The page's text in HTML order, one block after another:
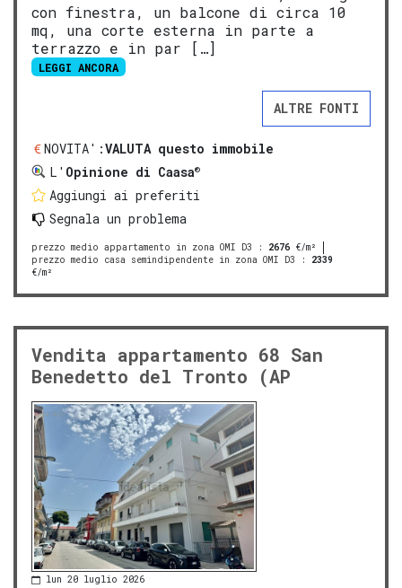
con finestra, un balcone di circa 10
mq, una corte esterna in parte a
terrazzo e in par […]
LEGGI ANCORA
ALTRE FONTI
NOVITA':VALUTA questo immobile
L' Opinione di Caasa®
Aggiungi ai preferiti
Segnala un problema
prezzo medio appartamento in zona OMI D3 : 2676 €/m²
prezzo medio casa semindipendente in zona OMI D3 : 2339
€/m²
Vendita appartamento 68 San
Benedetto del Tronto (AP
lun 20 luglio 2026